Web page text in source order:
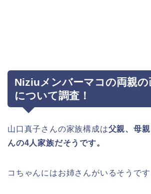
Niziuメンバーマコの両親の
について調査！
山口真子さんの家族構成は父親、母
んの4人家族だそうです。
コちゃんにはお姉さんがいるそうです